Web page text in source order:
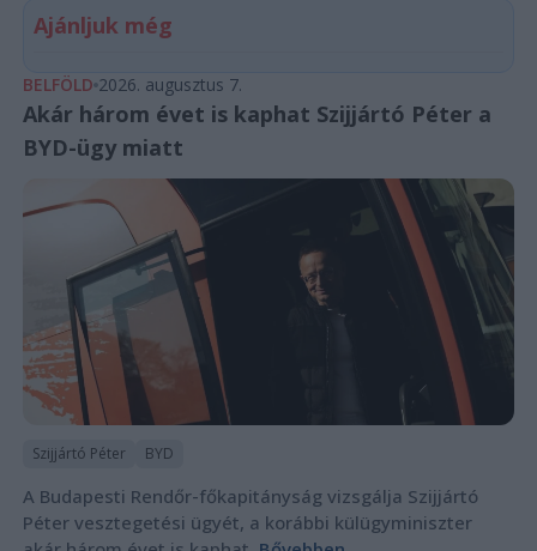
Ajánljuk még
BELFÖLD 2026. augusztus 7.
Akár három évet is kaphat Szijjártó Péter a
BYD-ügy miatt
Szijjártó Péter BYD
A Budapesti Rendőr-főkapitányság vizsgálja Szijjártó
Péter vesztegetési ügyét, a korábbi külügyminiszter